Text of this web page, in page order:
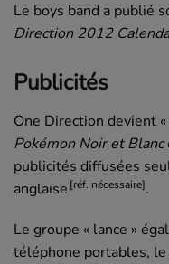
Le boys band a publié
Direction 2012
Publicités
One Direction devient
Pokémon Noir et Blanc
publicités diffusées
anglaise [réf. nécessaire].
Le groupe « lance »
téléphone portables, le